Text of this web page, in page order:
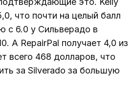
что почти на целый балл
с 6.0 у Сильверадо в
А RepairPal получает 4,0 из
всего 468 долларов, что
за Silverado за большую